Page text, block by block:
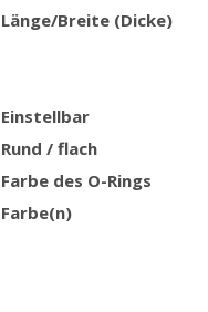
Länge/Breite (Dicke)
Einstellbar
Rund / flach
Farbe des O-Rings
Farbe(n)